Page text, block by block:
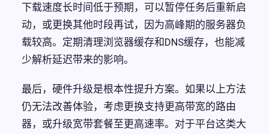
下载速度长时间低于预期，可以暂停任务后重新启
动，或更换其他时段再试，因为高峰期的服务器负
载较高。定期清理浏览器缓存和DNS缓存，也能减
少解析延迟带来的影响。
最后，硬件升级是根本性提升方案。如果以上方法
仍无法改善体验，考虑更换支持更高带宽的路由
器，或升级宽带套餐至更高速率。对于平台这类大